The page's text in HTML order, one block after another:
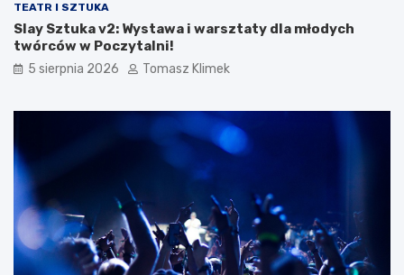
TEATR I SZTUKA
Slay Sztuka v2: Wystawa i warsztaty dla młodych
twórców w Poczytalni!
5 sierpnia 2026 Tomasz Klimek